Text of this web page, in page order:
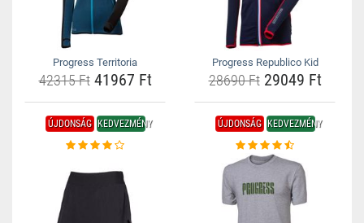
Progress Territoria
42315 Ft41967 Ft
Progress Republico Kid
28690 Ft29049 Ft
ÚJDONSÁG KEDVEZMÉNY ÚJDONSÁG KEDVEZMÉNY